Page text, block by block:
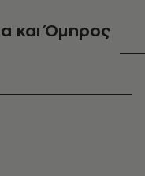
και Όμηρος